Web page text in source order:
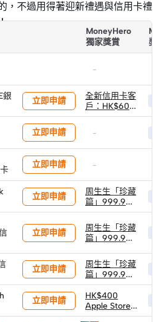
，不過用得著迎新禮遇與信用卡禮
MoneyHero
獨家獎賞
獎
-
銀
立即申請
全新信用卡客
戶：HK$600
獨家迎新禮遇
立即申請 -
立即申請 -
立即申請
周生生「珍藏
篇」999.9黃
金小馬 (1克) ×
2件 (限量100
件)
立即申請
周生生「珍藏
篇」999.9黃
2件 (限量100
件)
立即申請
周生生「珍藏
篇」999.9黃
金小馬 (1克) ×
2件 (限量100
件)
立即申請
HK$400
Apple Store
禮品卡